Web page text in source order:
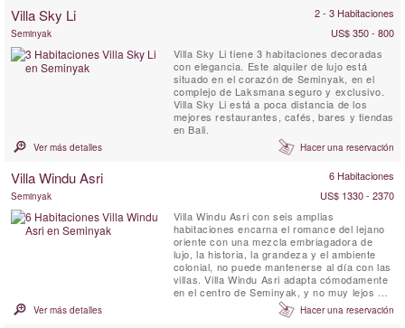
Villa Sky Li 2 - 3 Habitaciones
Seminyak
US$ 350 - 800
Villa Sky Li tiene 3 habitaciones decoradas
con elegancia. Este alquiler de lujo está
situado en el corazón de Seminyak, en el
complejo de Laksmana seguro y exclusivo.
Villa Sky Li está a poca distancia de los
mejores restaurantes, cafés, bares y tiendas
en Bali.
Ver más detalles Hacer una reservación
Villa Windu Asri 6 Habitaciones
Seminyak
US$ 1330 - 2370
Villa Windu Asri con seis amplias
habitaciones encarna el romance del lejano
oriente con una mezcla embriagadora de
lujo, la historia, la grandeza y el ambiente
colonial, no puede mantenerse al día con las
villas. Villa Windu Asri adapta cómodamente
en el centro de Seminyak, y no muy lejos de
la playa, tiendas y restaurantes populares.
Ver más detalles Hacer una reservación